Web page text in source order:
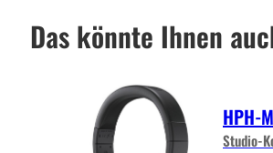
Das könnte Ihnen
HPH-
Studio-